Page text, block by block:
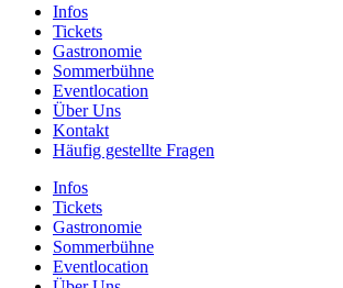
Infos
Tickets
Gastronomie
Sommerbühne
Eventlocation
Über Uns
Kontakt
Häufig gestellte Fragen
Infos
Tickets
Gastronomie
Sommerbühne
Eventlocation